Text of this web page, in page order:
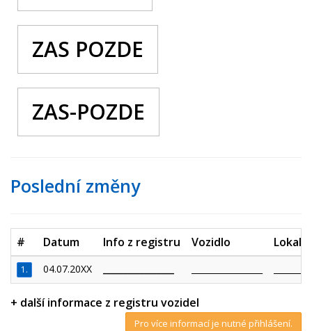
ZAS POZDE
ZAS-POZDE
Poslední změny
# Datum Info z registru Vozidlo
1. 04.07.20XX
+ další informace z registru vozidel
Pro více informací je nutné přihlášení.